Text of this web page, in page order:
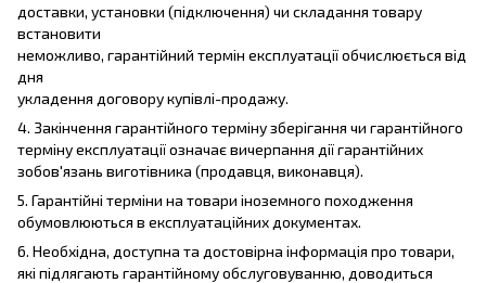
доставки, установки (підключення) чи складання товару
встановити
неможливо, гарантійний термін експлуатації обчислюється від
дня
укладення договору купівлі-продажу.
4. Закінчення гарантійного терміну зберігання чи гарантійного
терміну експлуатації означає вичерпання дії гарантійних
зобов'язань виготівника (продавця, виконавця).
5. Гарантійні терміни на товари іноземного походження
обумовлюються в експлуатаційних документах.
6. Необхідна, доступна та достовірна інформація про товари,
які підлягають гарантійному обслуговуванню, доводиться